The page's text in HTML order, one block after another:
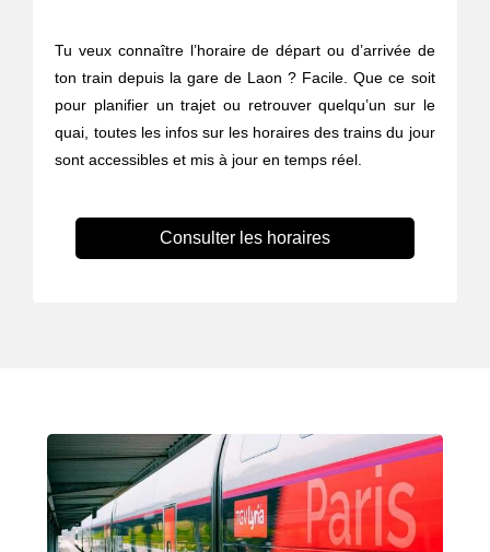
Tu veux connaître l’horaire de départ ou d’arrivée de
ton train depuis la gare de Laon ? Facile. Que ce soit
pour planifier un trajet ou retrouver quelqu’un sur le
quai, toutes les infos sur les horaires des trains du jour
sont accessibles et mis à jour en temps réel.
Consulter les horaires